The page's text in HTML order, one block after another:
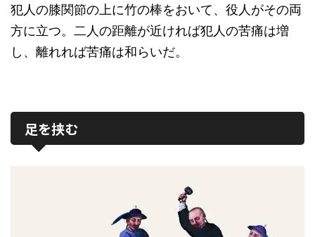
犯人の膝関節の上に竹の棒をおいて、役人がその両
方に立つ。二人の距離が近ければ犯人の苦痛は増
し、離れれば苦痛は和らいだ。
足を挟む